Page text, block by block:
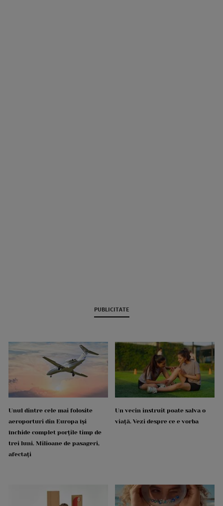
PUBLICITATE
Unul dintre cele mai folosite
aeroporturi din Europa își
închide complet porțile timp de
trei luni. Milioane de pasageri,
afectați
Un vecin instruit poate salva o
viață. Vezi despre ce e vorba